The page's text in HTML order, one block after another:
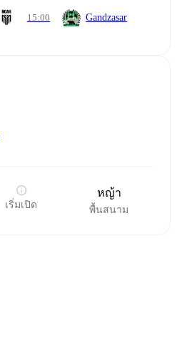
15:00 Gandzasar
เริ่มเปิด
หญ้า
พื้นสนาม